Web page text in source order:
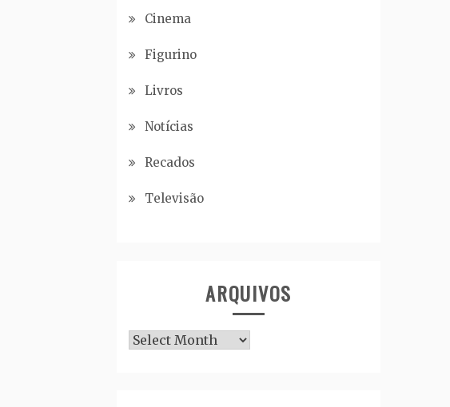
Cinema
Figurino
Livros
Notícias
Recados
Televisão
ARQUIVOS
Arquivos